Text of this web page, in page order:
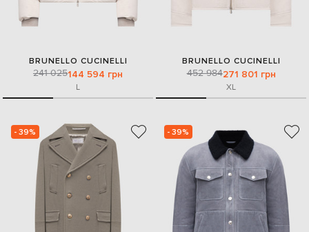
BRUNELLO CUCINELLI
241 025144 594 грн
L
BRUNELLO CUCINELLI
452 984271 801 грн
XL
- 39% - 39%